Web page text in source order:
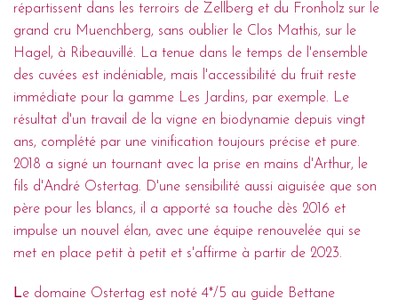
répartissent dans les terroirs de Zellberg et du Fronholz sur le
grand cru Muenchberg, sans oublier le Clos Mathis, sur le
Hagel, à Ribeauvillé. La tenue dans le temps de l'ensemble
des cuvées est indéniable, mais l'accessibilité du fruit reste
immédiate pour la gamme Les Jardins, par exemple. Le
résultat d'un travail de la vigne en biodynamie depuis vingt
ans, complété par une vinification toujours précise et pure.
2018 a signé un tournant avec la prise en mains d'Arthur, le
fils d'André Ostertag. D'une sensibilité aussi aiguisée que son
père pour les blancs, il a apporté sa touche dès 2016 et
impulse un nouvel élan, avec une équipe renouvelée qui se
met en place petit à petit et s'affirme à partir de 2023.
Le domaine Ostertag est noté 4*/5 au guide Bettane